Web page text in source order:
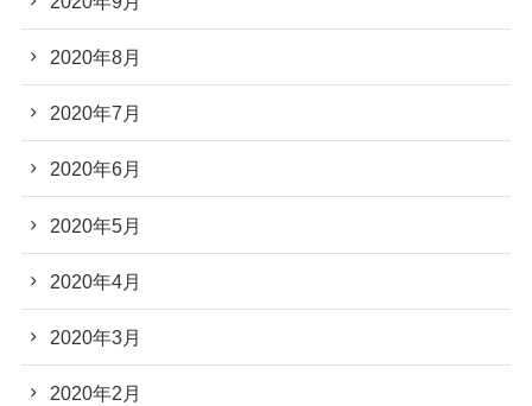
2020年8月
2020年7月
2020年6月
2020年5月
2020年4月
2020年3月
2020年2月